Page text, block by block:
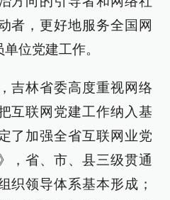
者，更好地服务全国网
位党建工作。
吉林省委高度重视网络
互联网党建工作纳入基
了加强全省互联网业党
，省、市、县三级贯通
织领导体系基本形成；